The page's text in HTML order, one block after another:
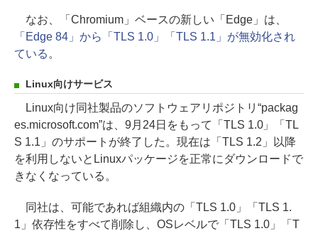
なお、「Chromium」ベースの新しい「Edge」は、
「Edge 84」から「TLS 1.0」「TLS 1.1」が無効化され
ている 。
Linux向けサービス
Linux向け同社製品のソフトウェアリポジトリ“packag
es.microsoft.com”は、9月24日をもって「TLS 1.0」「TL
S 1.1」のサポートが終了した。現在は「TLS 1.2」以降
を利用しないとLinuxパッケージを正常にダウンロードで
きなくなっている。
同社は、可能であれば組織内の「TLS 1.0」「TLS 1.
1」依存性をすべて削除し、OSレベルで「TLS 1.0」「T